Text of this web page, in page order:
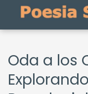
Oda a los